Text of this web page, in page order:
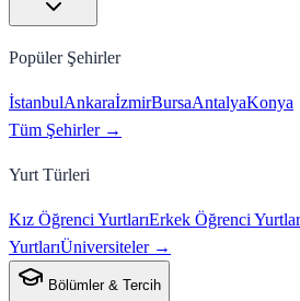
Popüler Şehirler
İstanbulAnkaraİzmirBursaAntalyaKonya
Tüm Şehirler →
Yurt Türleri
Kız Öğrenci YurtlarıErkek Öğrenci
YurtlarıÜniversiteler →
Bölümler & Tercih